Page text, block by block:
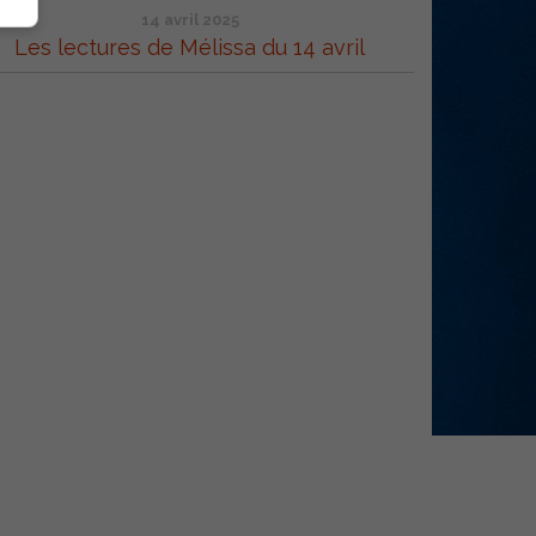
14 avril 2025
Les lectures de Mélissa du 14 avril